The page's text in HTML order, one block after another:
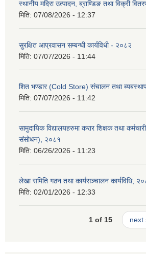
स्थानीय मदिरा उत्पादन, ब्राण्डिङ तथा विक्री
मिति: 07/08/2026 - 12:37
सुरक्षित आप्रवासन सम्बन्धी कार्यविधी - २०८२
मिति: 07/07/2026 - 11:44
शित भण्डार (Cold Store) संचालन तथा
मिति: 07/07/2026 - 11:42
सामुदायिक विद्यालयहरुमा करार शिक्षक तथा
संसोधन), २०८१
मिति: 06/26/2026 - 11:23
लेखा समिति गठन तथा कार्यसञ्चालन कार्यविधि,
मिति: 02/01/2026 - 12:33
1 of 15 next